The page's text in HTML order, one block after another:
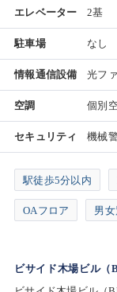
エレベーター 2基
駐車場 なし
情報通信設備 光フ
空調 個別
セキュリティ 機械
駅徒歩5分以内
OAフロア 男
ビサイド木場ビル